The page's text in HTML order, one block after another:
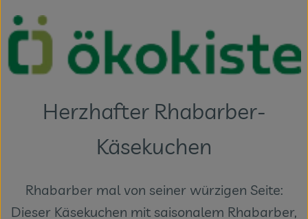
Themenwelten
Obst & Gemüse
Frischetheke
Vorratskammer
Das Konzept
Herzhafter Rhabarber-
Käsekuchen
Rhabarber mal von seiner würzigen ­Seite:
Dieser Käsekuchen mit saisonalem Rhabarber,